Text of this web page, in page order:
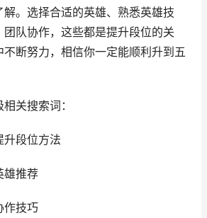
。选择合适的英雄、熟悉英雄技
队协作，这些都是提升段位的关
断努力，相信你一定能顺利升到五
关搜索词：
升段位方法
雄推荐
作技巧